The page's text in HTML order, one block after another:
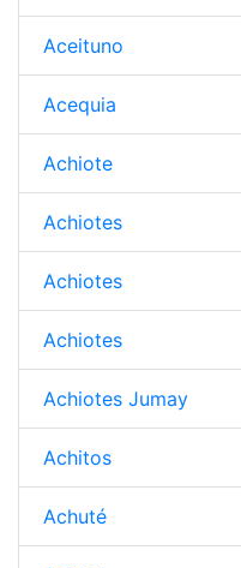
Aceituno
Acequia
Achiote
Achiotes
Achiotes
Achiotes
Achiotes Jumay
Achitos
Achuté